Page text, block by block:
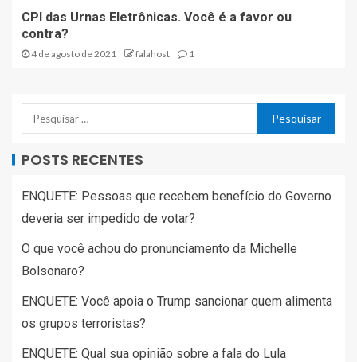
CPI das Urnas Eletrônicas. Você é a favor ou
contra?
4 de agosto de 2021 falahost 1
POSTS RECENTES
ENQUETE: Pessoas que recebem benefício do Governo
deveria ser impedido de votar?
O que você achou do pronunciamento da Michelle
Bolsonaro?
ENQUETE: Você apoia o Trump sancionar quem alimenta
os grupos terroristas?
ENQUETE: Qual sua opinião sobre a fala do Lula